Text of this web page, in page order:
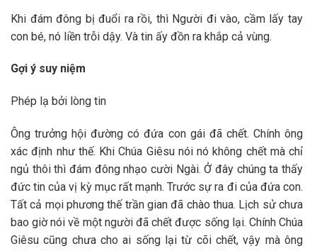
Khi đám đông bị đuổi ra rồi, thì Người đi vào, cầm lấy tay
con bé, nó liền trỗi dậy. Và tin ấy đồn ra khắp cả vùng.
Gợi ý suy niệm
Phép lạ bởi lòng tin
Ông trưởng hội đường có đứa con gái đã chết. Chính ông
xác định như thế. Khi Chúa Giêsu nói nó không chết mà chỉ
ngủ thôi thì đám đông nhạo cười Ngài. Ở đây chúng ta thấy
đức tin của vị kỳ mục rất mạnh. Trước sự ra đi của đứa con.
Tất cả mọi phương thế trần gian đã chào thua. Lịch sử chưa
bao giờ nói về một người đã chết được sống lại. Chính Chúa
Giêsu cũng chưa cho ai sống lại từ cõi chết, vậy mà ông